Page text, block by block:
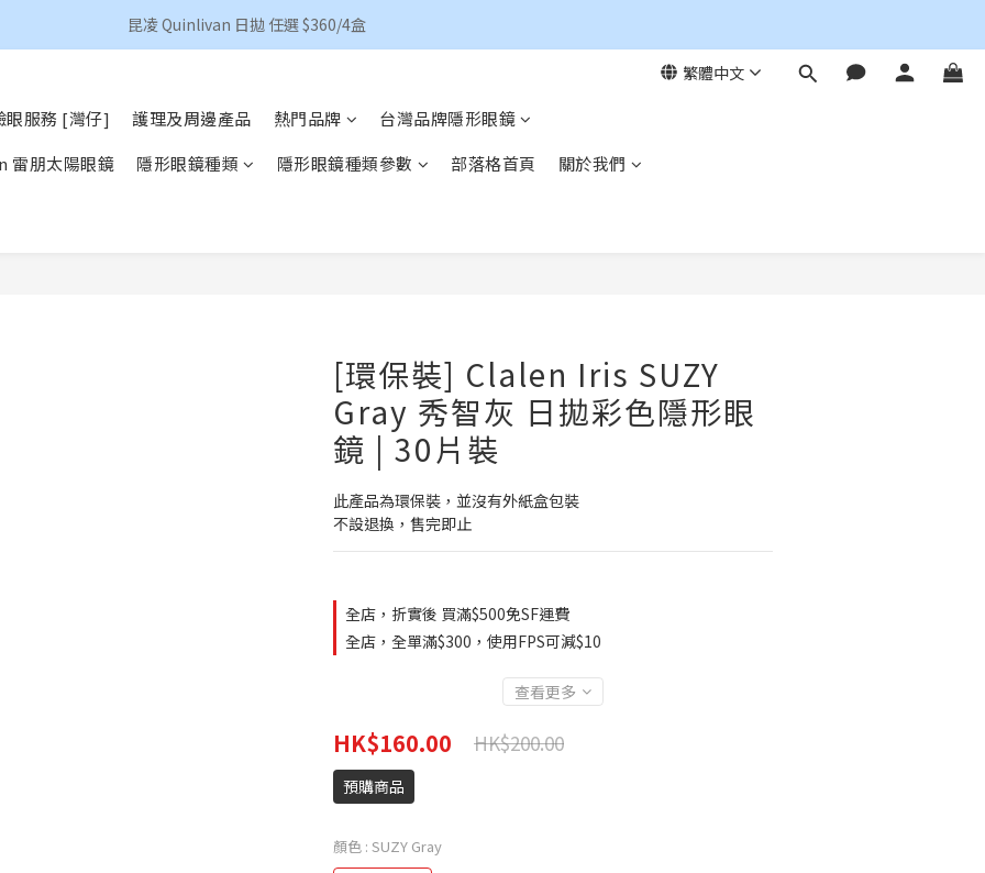
香港地區買滿HKD 500(澳門HKD 600)順豐包郵
昆凌 Quinlivan 日拋 任選 $360/4盒
繁體中文
眼服務 [灣仔] 護理及周邊產品 熱門品牌
台灣品牌隱形眼鏡
雷朋太陽眼鏡
隱形眼鏡種類 隱形眼鏡種類參數 部落格首頁 關於我們
[環保裝] Clalen Iris SUZY
Gray 秀智灰 日拋彩色隱形眼
鏡 | 30片裝
此產品為環保裝，並沒有外紙盒包裝
不設退換，售完即止
全店，折實後 買滿$500免SF運費
全店，全單滿$300，使用FPS可減$10
查看更多
HK$160.00 HK$200.00
預購商品
顏色 : SUZY Gray